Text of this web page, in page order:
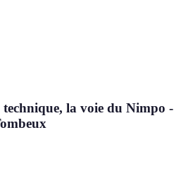
la voie du Nimpo -